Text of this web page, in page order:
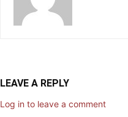
LEAVE A REPLY
Log in to leave a comment